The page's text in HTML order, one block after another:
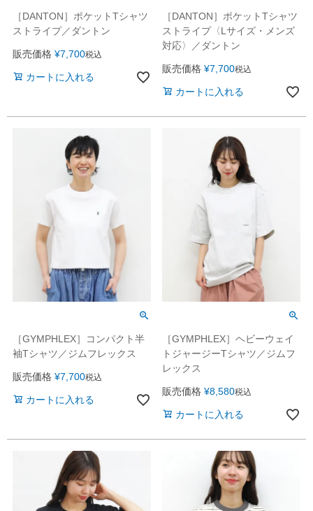
［DANTON］ポケットTシャツ
ストライプ／ダントン
販売価格 ¥7,700税込
カートに入れる
［DANTON］ポケットTシャツ
ストライプ〈Lサイズ・メンズ
対応〉／ダントン
販売価格 ¥7,700税込
カートに入れる
［GYMPHLEX］コンパクト半
袖Tシャツ／ジムフレックス
販売価格 ¥7,700税込
カートに入れる
［GYMPHLEX］ヘビーウェイ
トジャージーTシャツ／ジムフ
レックス
販売価格 ¥8,580税込
カートに入れる